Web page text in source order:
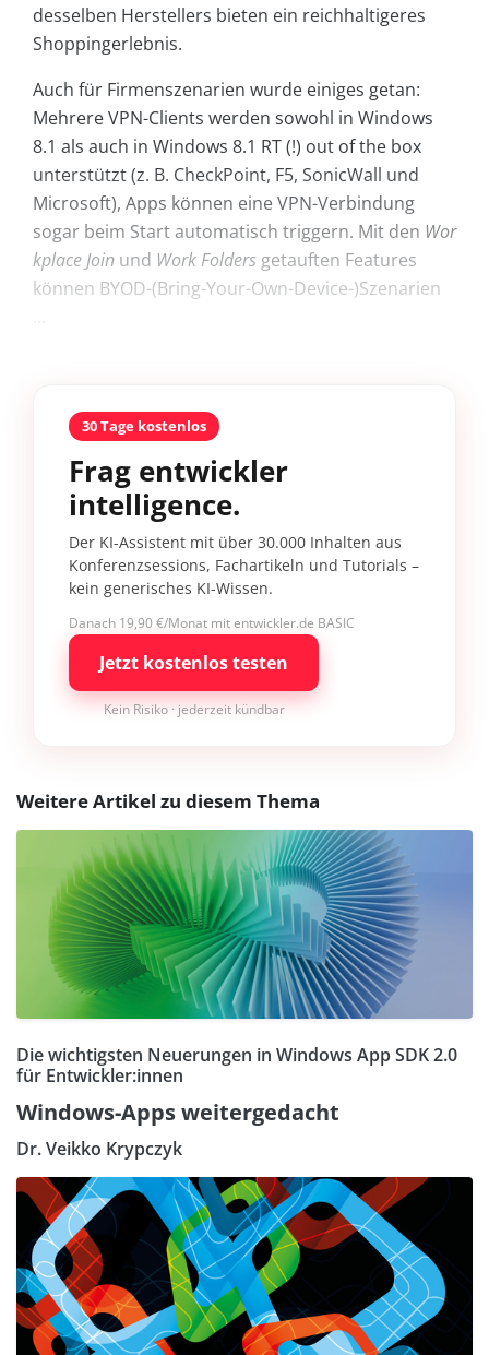
desselben Herstellers bieten ein reichhaltigeres
Shoppingerlebnis.
Auch für Firmenszenarien wurde einiges getan:
Mehrere VPN-Clients werden sowohl in Windows
8.1 als auch in Windows 8.1 RT (!) out of the box
unterstützt (z. B. CheckPoint, F5, SonicWall und
Microsoft), Apps können eine VPN-Verbindung
sogar beim Start automatisch triggern. Mit den Wor
kplace Join und Work Folders getauften Features
können BYOD-(Bring-Your-Own-Device-)Szenarien
30 Tage kostenlos
Frag entwickler
intelligence.
Der KI-Assistent mit über 30.000 Inhalten aus
Konferenzsessions, Fachartikeln und Tutorials –
kein generisches KI-Wissen.
Danach 19,90 €/Monat mit entwickler.de BASIC
Jetzt kostenlos testen
Kein Risiko · jederzeit kündbar
Weitere Artikel zu diesem Thema
Die wichtigsten Neuerungen in Windows App SDK 2.0
für Entwickler:innen
Windows-Apps weitergedacht
Dr. Veikko Krypczyk